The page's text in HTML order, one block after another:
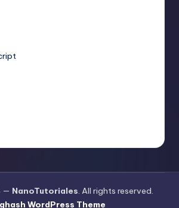
— NanoTutoriales. All rights reserved.
WordPress Theme